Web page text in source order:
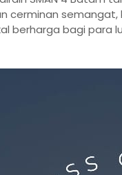
cerminan
berharga bagi para